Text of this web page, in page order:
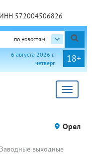
572004506826
по новостям
18+
6 августа 2026 г.
четверг
Toggle
Орел
Заводные выходные